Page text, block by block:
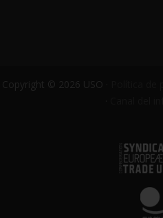
Copyright © 2026 USO ·